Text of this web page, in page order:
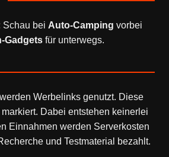
Schau bei Auto-Camping vorbei
Gadgetsfür unterwegs.
Werbelinks genutzt. Diese
Dabei entstehen keinerlei
Einnahmen werden Serverkosten
und Testmaterial bezahlt.